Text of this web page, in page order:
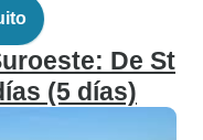
De St
(5 días)